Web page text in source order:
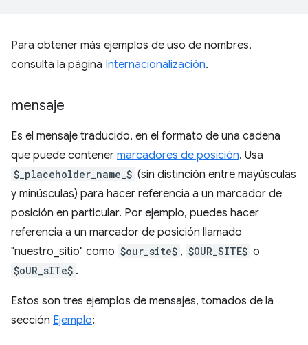
Para obtener más ejemplos de uso de nombres,
consulta la página Internacionalización.
mensaje
Es el mensaje traducido, en el formato de una cadena
que puede contener marcadores de posición. Usa
$_placeholder_name_$ (sin distinción entre mayúsculas
y minúsculas) para hacer referencia a un marcador de
posición en particular. Por ejemplo, puedes hacer
referencia a un marcador de posición llamado
"nuestro_sitio" como $our_site$ , $OUR_SITE$ o
$oUR_sITe$ .
Estos son tres ejemplos de mensajes, tomados de la
sección Ejemplo: